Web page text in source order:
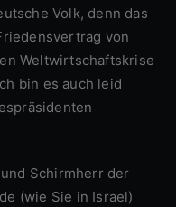
Volk, denn das
von
Weltwirtschaftskrise
bin es auch leid
(wie Sie in Israel)